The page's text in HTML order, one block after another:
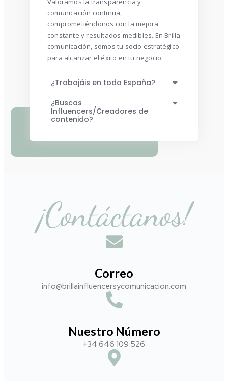
comunicación continua,
comprometiéndonos con la mejora
constante y resultados medibles. En Brilla
comunicación, somos tu socio estratégico
para alcanzar el éxito en tu negocio.
¿Trabajáis en toda España?
¿Buscas
Influencers/Creadores de
contenido?
¡Contáctanos!
Correo
info@brillainfluencersycomunicacion.com​
Nuestro Número
+34 646 109 526